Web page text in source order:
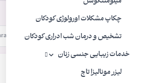
چکاپ مشکلات اورولوژی کودکان
تشخیص و درمان شب ادراری کودکان
خدمات زیبایی جنسی زنان
لیزر مونالیزا تاچ
اشتراک‌گذاری:
?p=324
نظرات